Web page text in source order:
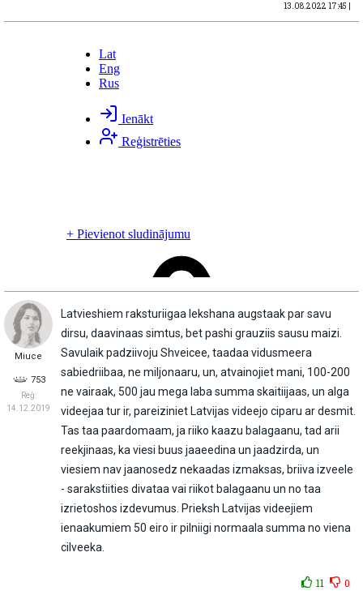
13.08.2022 17:45 |
Miuce
753
Reģ:
14.12.2019
Latvieshiem raksturiigaa lekshana augstaak par savu
dirsu, daavinaas simtus, bet pashi grauziis sausu maizi.
Savulaik padziivoju Shveicee, taadaa vidusmeera
sabiedriibaa, ne miljonaaru, un, atvainojiet mani, 100-200
ne vairaak, 500 jau mega laba summa skaitiijaas, un alga
videejaa tur ir, pareiziniet Latvijas videejo ciparu ar desmit.
Tas taa paardomaam, ja riiko kaazu balagaanu, tad arii
reekjinaas, ka viesi buus jaaeedina un jaadzirda, un
viesiem nav jaanosedz nekaadas izmaksas, briiva izveele
- sarakstiities divataa vai riikot balagaanu un no taa
izrietoshos izdevumus. Prieksh Latvijas videejiem
ienaakumiem 50 eiro ir pilniigi normaala summa no viena
cilveeka.
11 0